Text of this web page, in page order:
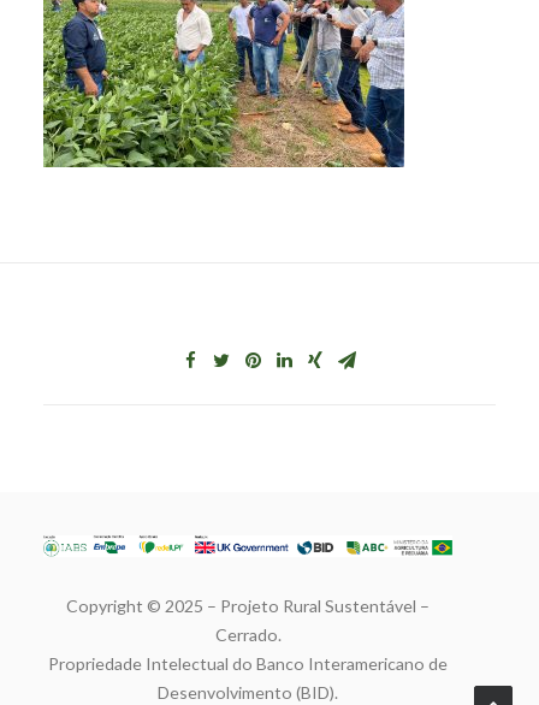
Copyright © 2025 – Projeto Rural Sustentável –
Cerrado.
Propriedade Intelectual do Banco Interamericano de
Desenvolvimento (BID).